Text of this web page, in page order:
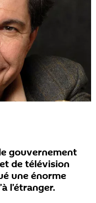
gouvernement
de télévision
une énorme
l’étranger.